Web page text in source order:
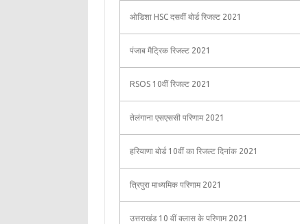
ओडिशा HSC दसवीं बोर्ड रिजल्ट 2021
पंजाब मैट्रिक रिजल्ट 2021
RSOS 10वीं रिजल्ट 2021
तेलंगाना एसएससी परिणाम 2021
हरियाणा बोर्ड 10वीं का रिजल्ट दिनांक 2021
त्रिपुरा माध्यमिक परिणाम 2021
उत्तराखंड 10 वीं क्लास के परिणाम 2021